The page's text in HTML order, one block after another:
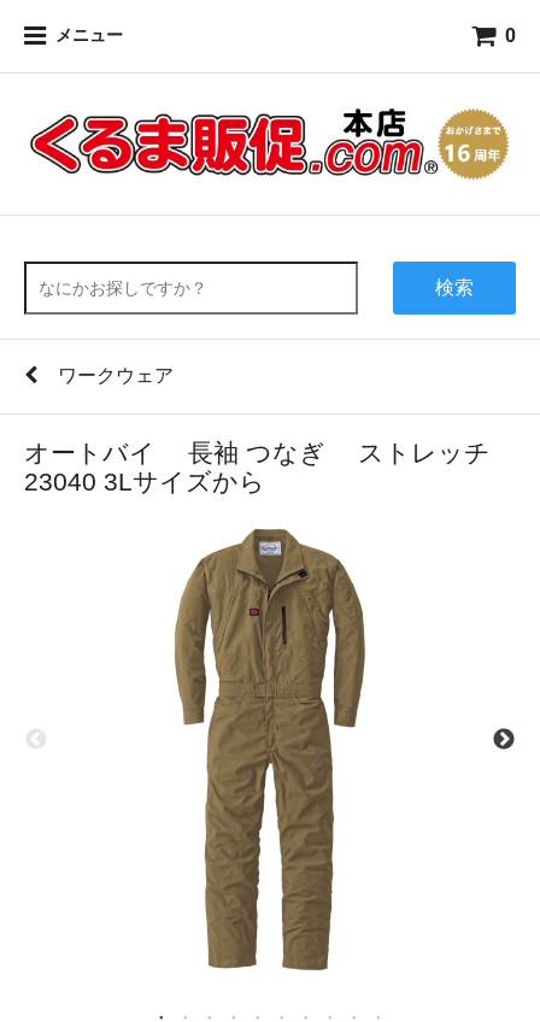
メニュー 0
検索
ワークウェア
オートバイ 長袖 つなぎ ストレッチ
23040 3Lサイズから